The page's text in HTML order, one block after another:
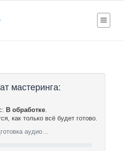
мастеринга:
В обработке.
как только всё будет готово.
аудио…